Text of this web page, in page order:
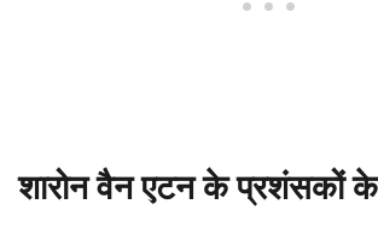
शारोन वैन एटन के प्रशंसकों